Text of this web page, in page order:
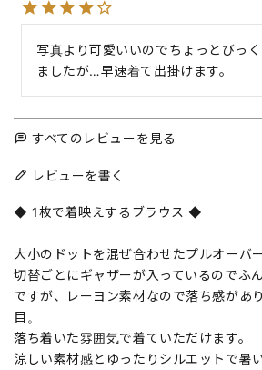
写真より可愛いいのでちょっとびっ
ましたが…早速着て出掛けます。
すべてのレビューを見る
レビューを書く
◆ 1枚で着映えするブラウス ◆
大小のドットを混ぜ合わせたプルオーバー
切替ごとにギャザーが入っているのでふ
ですが、レーヨン素材なので落ち感があ
目。
落ち着いた雰囲気で着ていただけます。
涼しい素材感とゆったりシルエットで暑